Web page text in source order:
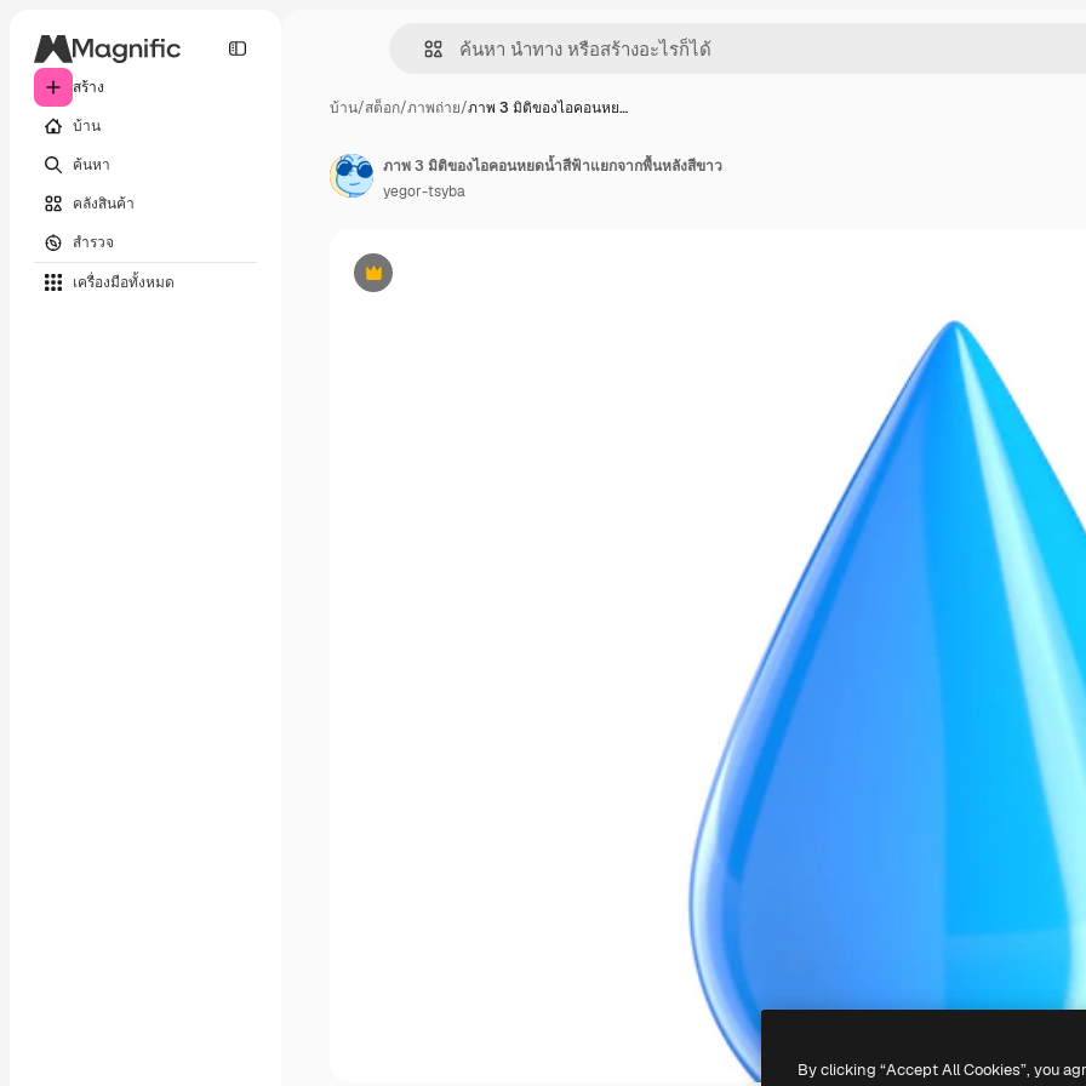
สร้าง
บ้าน
ค้นหา
คลังสินค้า
สำรวจ
เครื่องมือทั้งหมด
บ้าน/สต็อก/ภาพถ่าย/ภาพ 3 มิติของไอคอนหย…
พรีเมี่ยม
ภาพ 3 มิติของไอคอนหยดน้ำสีฟ้าแยกจากพื้นหลังสีขาว
yegor-tsyba
By clicking “Accept All Cookies”, you